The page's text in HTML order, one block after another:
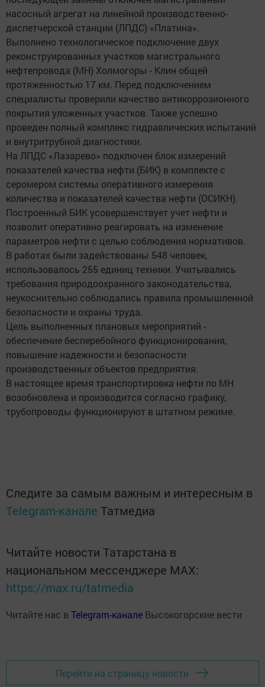
насосный агрегат на линейной производственно-
диспетчерской станции (ЛПДС) «Платина».
Выполнено технологическое подключение двух
реконструированных участков магистрального
нефтепровода (МН) Холмогоры - Клин общей
протяженностью 17 км. Перед подключением
специалисты проверили качество антикоррозионного
покрытия уложенных участков. Также успешно
проведен полный комплекс гидравлических испытаний
и внутритрубной диагностики.
На ЛПДС «Лазарево» подключен блок измерений
показателей качества нефти (БИК) в комплекте с
серомером системы оперативного измерения
количества и показателей качества нефти (ОСИКН).
Построенный БИК усовершенствует учет нефти и
позволит оперативно реагировать на изменение
параметров нефти с целью соблюдения нормативов.
В работах были задействованы 548 человек,
использовалось 255 единиц техники. Учитывались
требования природоохранного законодательства,
неукоснительно соблюдались правила промышленной
безопасности и охраны труда.
Цель выполненных плановых мероприятий -
обеспечение бесперебойного функционирования,
повышение надежности и безопасности
производственных объектов предприятия.
В настоящее время транспортировка нефти по МН
возобновлена и производится согласно графику,
трубопроводы функционируют в штатном режиме.
Следите за самым важным и интересным в
Telegram-канале Татмедиа
Читайте новости Татарстана в
национальном мессенджере MАХ:
https://max.ru/tatmedia
Читайте нас в Telegram-канале Высокогорские вести
Перейти на страницу новости